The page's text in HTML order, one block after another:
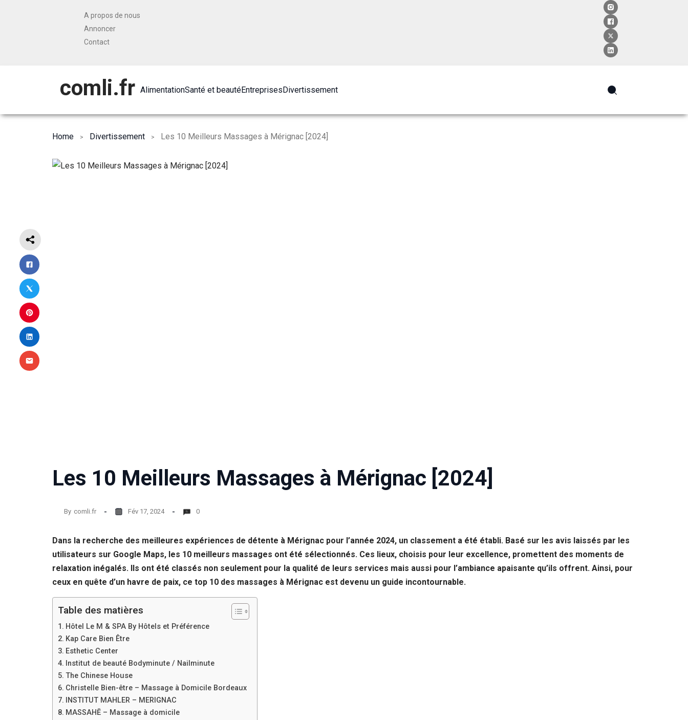
A propos de nous
Annoncer
Contact
comli.fr AlimentationSanté et beautéEntreprisesDivertissement
Home Divertissement Les 10 Meilleurs Massages à Mérignac [2024]
Les 10 Meilleurs Massages à Mérignac [2024]
By comli.fr Fév 17, 2024 0
Dans la recherche des meilleures expériences de détente à Mérignac pour l’année 2024, un classement a été établi. Basé sur les avis laissés par les
utilisateurs sur Google Maps, les 10 meilleurs massages ont été sélectionnés. Ces lieux, choisis pour leur excellence, promettent des moments de
relaxation inégalés. Ils ont été classés non seulement pour la qualité de leurs services mais aussi pour l’ambiance apaisante qu’ils offrent. Ainsi, pour
ceux en quête d’un havre de paix, ce top 10 des massages à Mérignac est devenu un guide incontournable.
Table des matières
Hôtel Le M & SPA By Hôtels et Préférence
Kap Care Bien Être
Esthetic Center
Institut de beauté Bodyminute / Nailminute
The Chinese House
Christelle Bien-être – Massage à Domicile Bordeaux
INSTITUT MAHLER – MERIGNAC
MASSAHĒ – Massage à domicile
Nécessaire
du site Web,
en fonction
Afin que notre
aussi bien que
possible lors
de votre visite.